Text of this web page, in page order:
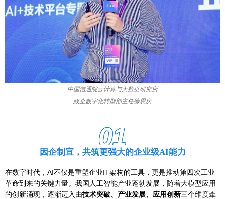
中国信通院云计算与大数据研究所
政企数字化转型部主任徐恩庆
01
因企制宜，共筑更强大的企业级AI能力
在数字时代，AI不仅是重塑企业IT架构的工具，更是推动第四次工业
革命到来的关键力量。我国人工智能产业蓬勃发展，随着大模型应用
的创新涌现，逐渐迈入由技术突破、产业发展、应用创新三个维度牵